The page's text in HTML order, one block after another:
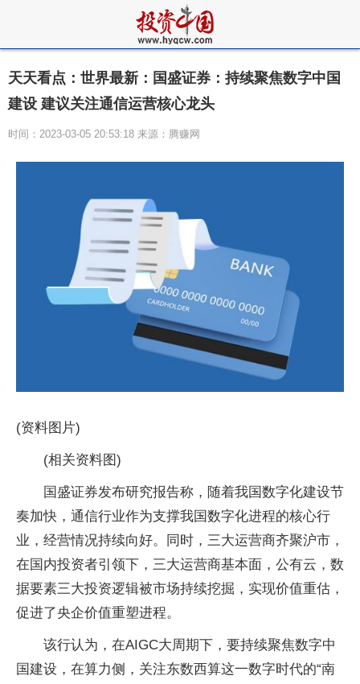
天天看点：世界最新：国盛证券：持续聚焦数字中国
建设 建议关注通信运营核心龙头
时间：2023-03-05 20:53:18 来源：腾赚网
(资料图片)
(相关资料图)
国盛证券发布研究报告称，随着我国数字化建设节
奏加快，通信行业作为支撑我国数字化进程的核心行
业，经营情况持续向好。同时，三大运营商齐聚沪市，
在国内投资者引领下，三大运营商基本面，公有云，数
据要素三大投资逻辑被市场持续挖掘，实现价值重估，
促进了央企价值重塑进程。
该行认为，在AIGC大周期下，要持续聚焦数字中
国建设，在算力侧，关注东数西算这一数字时代的“南